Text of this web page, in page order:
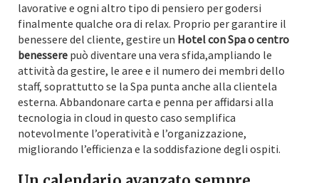
lavorative e ogni altro tipo di pensiero per godersi
finalmente qualche ora di relax. Proprio per garantire il
benessere del cliente, gestire un Hotel con Spa o centro
benessere può diventare una vera sfida,ampliando le
attività da gestire, le aree e il numero dei membri dello
staff, soprattutto se la Spa punta anche alla clientela
esterna. Abbandonare carta e penna per affidarsi alla
tecnologia in cloud in questo caso semplifica
notevolmente l’operatività e l’organizzazione,
migliorando l’efficienza e la soddisfazione degli ospiti.